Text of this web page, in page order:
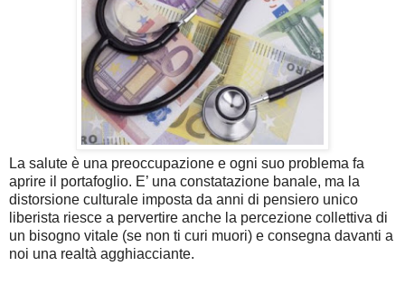
La salute è una preoccupazione e ogni suo problema fa
aprire il portafoglio. E’ una constatazione banale, ma la
distorsione culturale imposta da anni di pensiero unico
liberista riesce a pervertire anche la percezione collettiva di
un bisogno vitale (se non ti curi muori) e consegna davanti a
noi una realtà agghiacciante.